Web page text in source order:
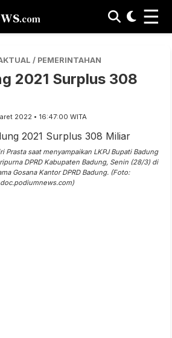
.com ☰
/ PEMERINTAHAN
2021 Surplus 308
2022 • 16:47:00 WITA
Prasta saat menyampaikan LKPJ Bupati Badung
DPRD Kabupaten Badung, Senin (28/3) di
Gosana Kantor DPRD Badung. (Foto:
doc.podiumnews.com)